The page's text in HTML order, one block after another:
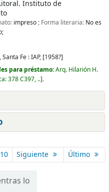
Instituto de
impreso ; Forma literaria: No es
Santa Fe :IAP, [1958?]
para préstamo:Arq. Hilarión H.
378 C397, .. .
10 Siguiente Último
lo